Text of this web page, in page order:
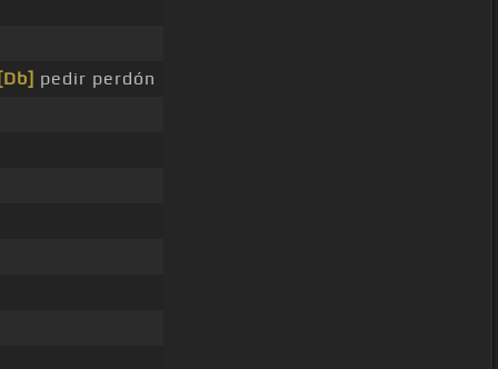
pedir perdón